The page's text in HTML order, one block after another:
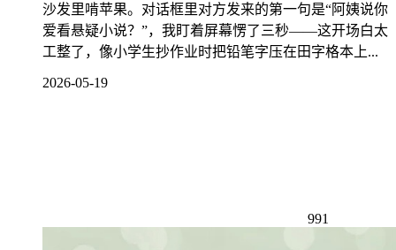
沙发里啃苹果。对话框里对方发来的第一句是“阿姨说你
爱看悬疑小说？”，我盯着屏幕愣了三秒——这开场白太
工整了，像小学生抄作业时把铅笔字压在田字格本上...
2026-05-19
991